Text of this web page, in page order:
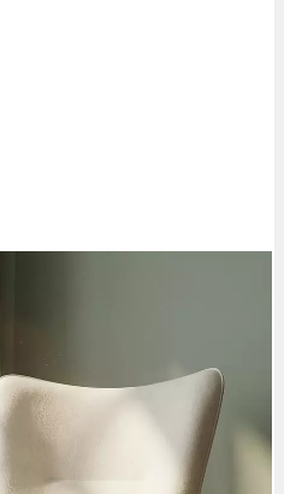
TV-Sessel,
stabilem Echtholzgestell
dir